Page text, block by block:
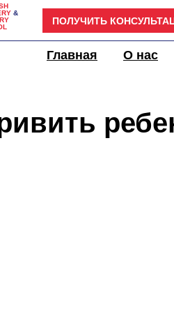
ПОЛУЧИТЬ
&
Главная О нас